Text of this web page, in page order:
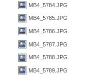
MB4_5784.JPG
MB4_5785.JPG
MB4_5786.JPG
MB4_5787.JPG
MB4_5788.JPG
MB4_5789.JPG